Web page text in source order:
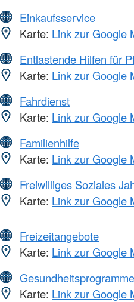
Einkaufsservice
Karte: Link zur Google
Entlastende Hilfen für
Karte: Link zur Google
Fahrdienst
Karte: Link zur Google
Familienhilfe
Karte: Link zur Google
Freiwilliges Soziales
Karte: Link zur Google
Freizeitangebote
Karte: Link zur Google
Gesundheitsprogramme
Karte: Link zur Google